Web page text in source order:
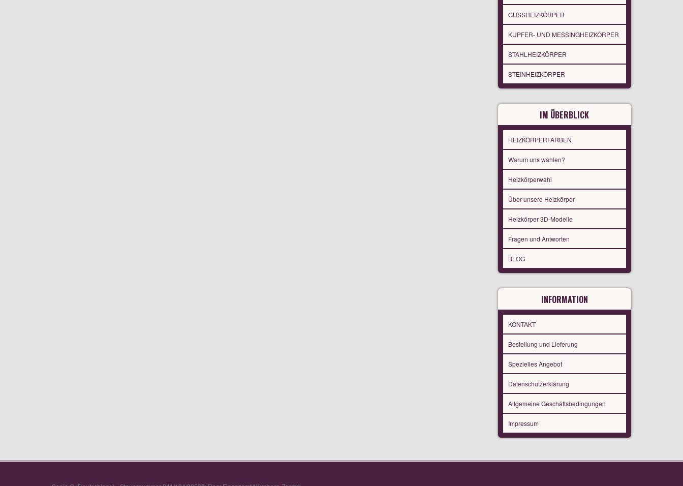
GUSSHEIZKÖRPER
KUPFER- UND MESSINGHEIZKÖRPER
STAHLHEIZKÖRPER
STEINHEIZKÖRPER
IM ÜBERBLICK
HEIZKÖRPERFARBEN
Warum uns wählen?
Heizkörperwahl
Über unsere Heizkörper
Heizkörper 3D-Modelle
Fragen und Antworten
BLOG
INFORMATION
KONTAKT
Bestellung und Lieferung
Spezielles Angebot
Datenschutzerklärung
Allgemeine Geschäftsbedingungen
Impressum